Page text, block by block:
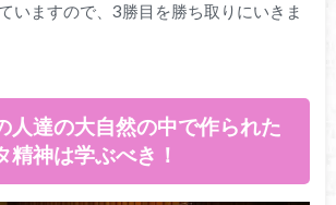
いますので、3勝目を勝ち取りにいきま
人達の大自然の中で作られた
精神は学ぶべき！